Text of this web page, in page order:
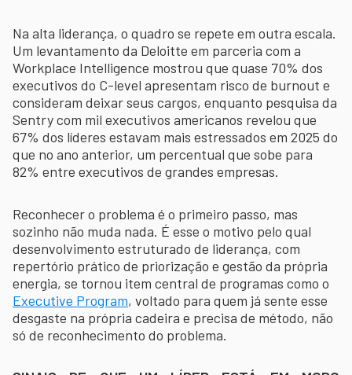
Na alta liderança, o quadro se repete em outra escala.
Um levantamento da Deloitte em parceria com a
Workplace Intelligence mostrou que quase 70% dos
executivos do C-level apresentam risco de burnout e
consideram deixar seus cargos, enquanto pesquisa da
Sentry com mil executivos americanos revelou que
67% dos líderes estavam mais estressados em 2025 do
que no ano anterior, um percentual que sobe para
82% entre executivos de grandes empresas.
Reconhecer o problema é o primeiro passo, mas
sozinho não muda nada. É esse o motivo pelo qual
desenvolvimento estruturado de liderança, com
repertório prático de priorização e gestão da própria
energia, se tornou item central de programas como o
Executive Program, voltado para quem já sente esse
desgaste na própria cadeira e precisa de método, não
só de reconhecimento do problema.